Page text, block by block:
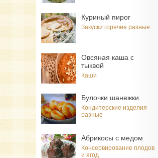
Куриный пирог
Закуски горячие разные
Овсяная каша с
тыквой
Каши
Булочки шанежки
Кондитерские изделия
разные
Абрикосы с медом
Консервирование плодов
и ягод